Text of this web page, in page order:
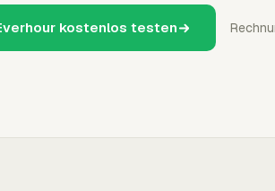
kostenlos testen